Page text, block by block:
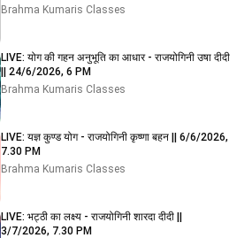
Brahma Kumaris Classes
LIVE: योग की गहन अनुभूति का आधार - राजयोगिनी उषा दीदी
|| 24/6/2026, 6 PM
Brahma Kumaris Classes
LIVE: यज्ञ कुण्ड योग - राजयोगिनी कृष्णा बहन || 6/6/2026,
7.30 PM
Brahma Kumaris Classes
LIVE: भट्ठी का लक्ष्य - राजयोगिनी शारदा दीदी ||
3/7/2026, 7.30 PM